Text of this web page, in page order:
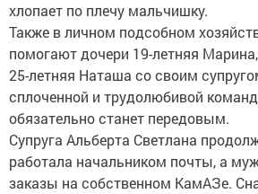
хлопает по плечу мальчишку.
Также в личном подсобном
помогают дочери 19-летняя
25-летняя Наташа со своим
сплоченной и трудолюбивой
обязательно станет передовым.
Супруга Альберта Светлана
работала начальником почты, а
заказы на собственном КамАЗе.